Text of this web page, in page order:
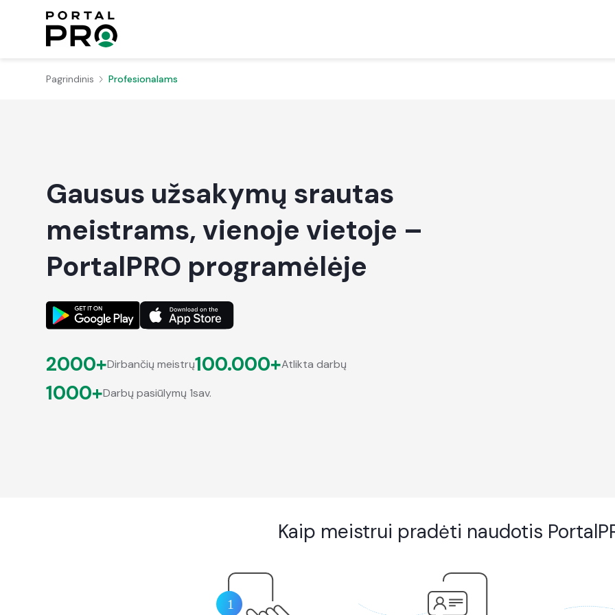
Pagrindinis Profesionalams
Gausus užsakymų srautas
meistrams, vienoje vietoje –
PortalPRO programėlėje
2000+Dirbančių meistrų100.000+Atlikta darbų
1000+Darbų pasiūlymų 1sav.
Kaip meistrui pradėti naudotis